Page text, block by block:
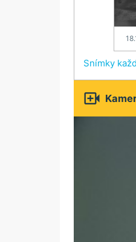
Snímky
